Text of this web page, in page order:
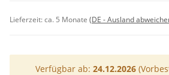
Lieferzeit:ca. 5 Monate (DE - Ausland
Verfügbar ab: 24.12.2026